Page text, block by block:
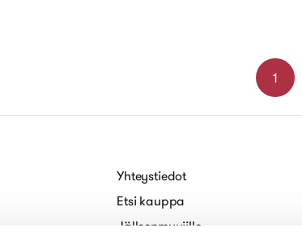
1
Yhteystiedot
Etsi kauppa
Jälleenmyyjille